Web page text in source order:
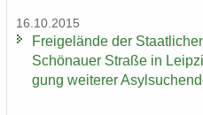
16.10.2015
Frei­ge­län­de der
Schö­nau­er Stra­ße in
gung wei­te­rer